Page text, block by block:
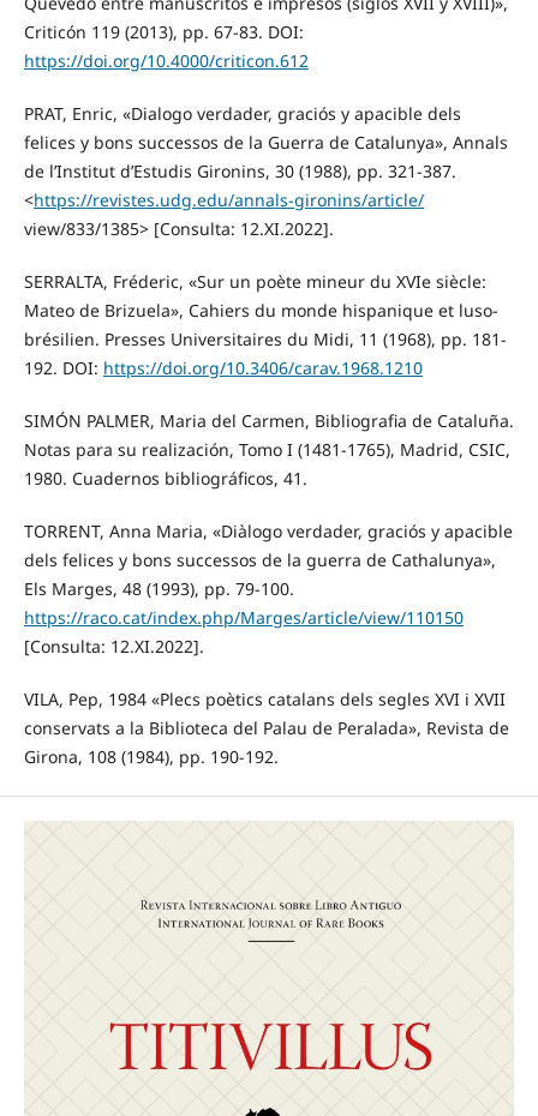
Criticón 119 (2013), pp. 67-83. DOI:
https://doi.org/10.4000/criticon.612
PRAT, Enric, «Dialogo verdader, graciós y apacible dels
felices y bons successos de la Guerra de Catalunya», Annals
de l’Institut d’Estudis Gironins, 30 (1988), pp. 321-387.
<https://revistes.udg.edu/annals-gironins/article/
view/833/1385> [Consulta: 12.XI.2022].
SERRALTA, Fréderic, «Sur un poète mineur du XVIe siècle:
Mateo de Brizuela», Cahiers du monde hispanique et luso-
brésilien. Presses Universitaires du Midi, 11 (1968), pp. 181-
192. DOI: https://doi.org/10.3406/carav.1968.1210
SIMÓN PALMER, Maria del Carmen, Bibliografia de Cataluña.
Notas para su realización, Tomo I (1481-1765), Madrid, CSIC,
1980. Cuadernos bibliográficos, 41.
TORRENT, Anna Maria, «Diàlogo verdader, graciós y apacible
dels felices y bons successos de la guerra de Cathalunya»,
Els Marges, 48 (1993), pp. 79-100.
https://raco.cat/index.php/Marges/article/view/110150
[Consulta: 12.XI.2022].
VILA, Pep, 1984 «Plecs poètics catalans dels segles XVI i XVII
conservats a la Biblioteca del Palau de Peralada», Revista de
Girona, 108 (1984), pp. 190-192.